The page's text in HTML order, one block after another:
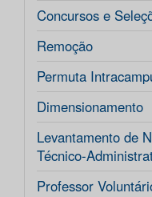
Concursos e
Remoção
Permuta
Dimensionamento
Levantamento de
Técnico-
Professor